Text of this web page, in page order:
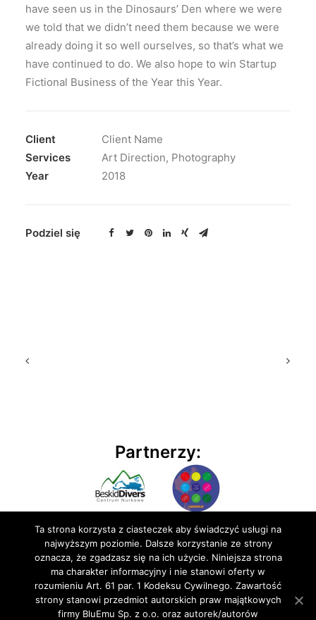
have seen us in the Dinosaurs’ Den where we were
we told that we didn’t need them because we were
already doing it so well ourselves, so that’s what we
have continued to do. We also hope to win Startup
Fictional Business of the Year this Year.
Client
Client Name
Services
Art Direction, Photography
Year
2018
Podziel się
Partnerzy:
© 2020 BluEmu sp. z o.o. Wszelkie prawa zastrzeżone
Ta strona korzysta z ciasteczek aby świadczyć usługi na
najwyższym poziomie. Dalsze korzystanie ze strony
oznacza, że zgadzasz się na ich użycie. Niniejsza strona
ma charakter informacyjny i nie stanowi oferty w
rozumieniu Art. 61 par. 1 Kodeksu Cywilnego. Zawartość
strony stanowi przedmiot autorskich praw majątkowych
firmy BluEmu Sp. z o.o. oraz autorek/autorów